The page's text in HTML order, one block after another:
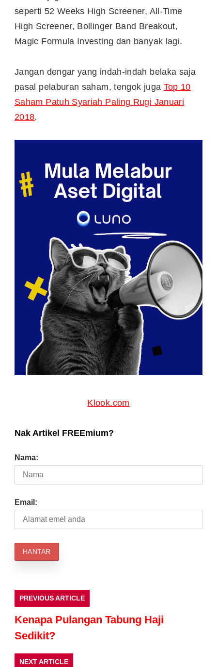
seperti 52 Weeks High Screener, All-Time
High Screener, Bollinger Band Breakout,
Magic Formula Investing dan banyak lagi.
Jangan dengar yang indah-indah belaka saja
pasal pelaburan saham, tengok juga Top 10
Saham Patuh Syariah Paling Rugi Januari
2018.
Klook.com
Nak Artikel FREEmium?
Nama:
Email:
PREVIOUS ARTICLE
Kenapa Pulangan Tabung Haji
Sedikit?
NEXT ARTICLE